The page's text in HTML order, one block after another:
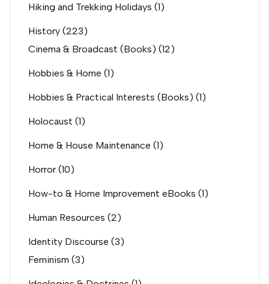
Hiking and Trekking Holidays (1)
History (223)
Cinema & Broadcast (Books) (12)
Hobbies & Home (1)
Hobbies & Practical Interests (Books) (1)
Holocaust (1)
Home & House Maintenance (1)
Horror (10)
How-to & Home Improvement eBooks (1)
Human Resources (2)
Identity Discourse (3)
Feminism (3)